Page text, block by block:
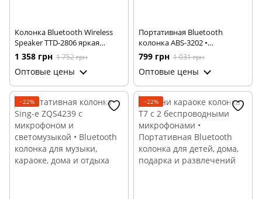
Колонка Bluetooth Wireless
Speaker TTD-2806 яркая
атмосфера для вечеринок ∙
Портативная колонка
аккумуляторная USB
Bluetooth с микрофоном 8,5"
40 W
1 358 грн 1 752 грн
Оптовые цены
Портативная Bluetooth
колонка ABS-3202 •
Беспроводная акустическая
колонка для музыки, дома,
отдыха и поездок
799 грн 1 031 грн
Оптовые цены
−22% −22%